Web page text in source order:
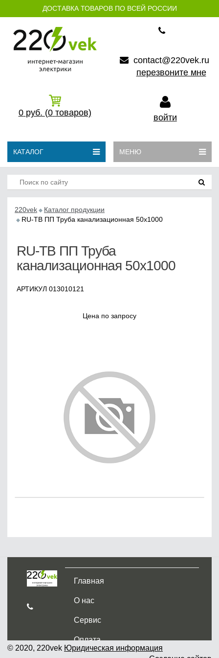
ДОСТАВКА ТОВАРОВ ПО ВСЕЙ РОССИИ
contact@220vek.ru
перезвоните мне
0 руб. (0 товаров) войти
КАТАЛОГ МЕНЮ
220vek
Каталог продукции
RU-TB ПП Труба канализационная 50x1000
RU-TB ПП Труба
канализационная 50x1000
АРТИКУЛ 013010121
Цена по запросу
Главная
О нас
Сервис
Оплата
© 2020, 220vek Юридическая информация